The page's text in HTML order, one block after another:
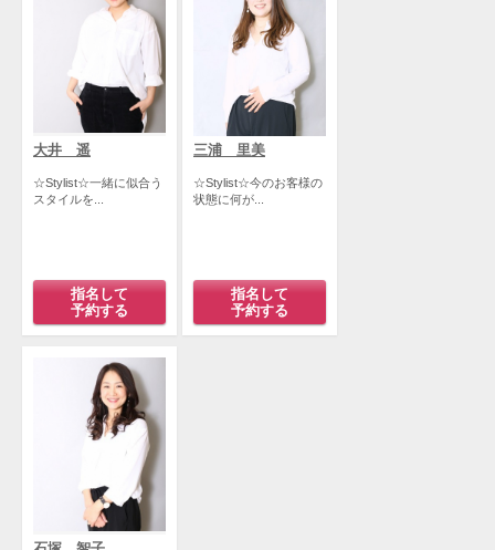
大井 遥
☆Stylist☆一緒に似合う
スタイルを...
指名して
予約する
三浦 里美
☆Stylist☆今のお客様の
状態に何が...
指名して
予約する